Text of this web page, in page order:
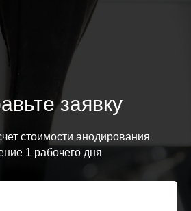
заявку
стоимости анодирования
1 рабочего дня